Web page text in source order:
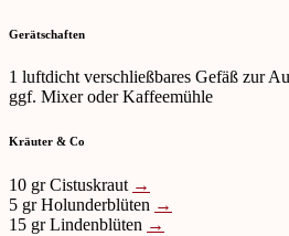
Gerätschaften
1 luftdicht verschließbares Gefäß zur
ggf. Mixer oder Kaffeemühle
Kräuter & Co
10 gr Cistuskraut →
5 gr Holunderblüten →
15 gr Lindenblüten →